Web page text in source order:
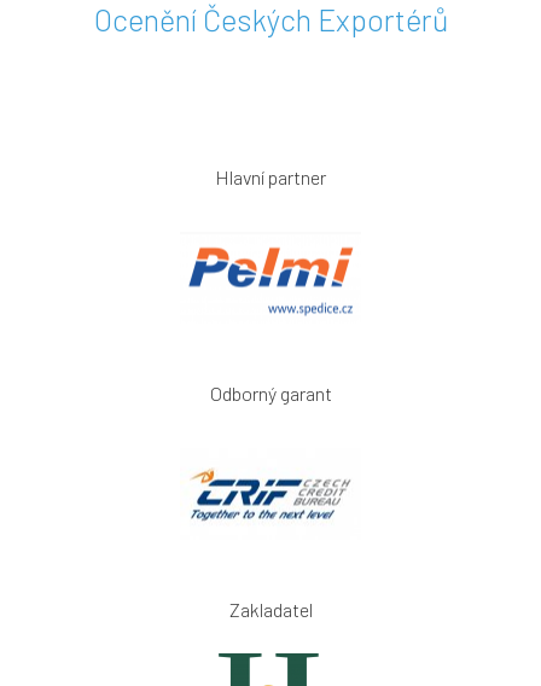
Ocenění Českých Exportérů
Hlavní partner
Odborný garant
Zakladatel